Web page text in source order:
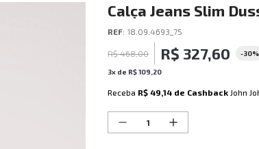
Calça Jeans Slim
Masculina
REF: 18.09.4693_75
R$ 468,00 R$ 327,60 -30%
3x de R$109 20
Receba R$ 49,14 de Cashback John